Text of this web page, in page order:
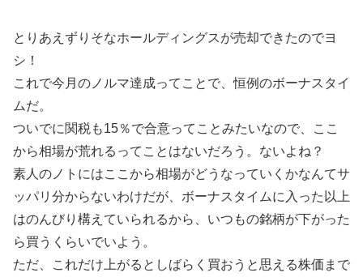
とりあえずりそなホールディングスが売却できたのでヨ
シ！
これで今月のノルマ達成ってことで、恒例のボーナスタイ
ムだ。
ついでに関税も15％で合意ってことみたいなので、ここ
から相場が荒れるってことはないだろう。ないよね？
素人のノトにはここから相場がどうなっていくかなんてサ
ッパリ分からないわけだが、ボーナスタイムに入った以上
はのんびり構えていられるから、いつもの銘柄が下がった
ら買うくらいでいよう。
ただ、これだけ上がるとしばらく買おうと思える株価まで